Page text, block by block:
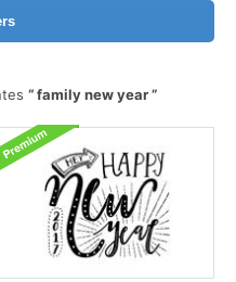
family new year